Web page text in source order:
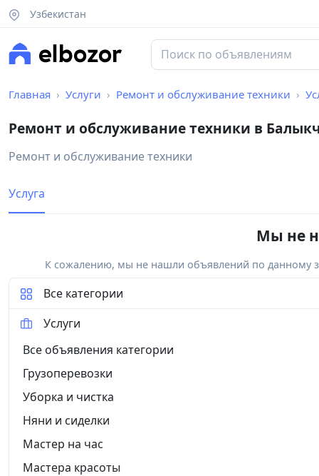
Узбекистан
Главная Услуги Ремонт и обслуживание техники
Ремонт и обслуживание техники в
Ремонт и обслуживание техники
Услуга
Мы не
К сожалению, мы не нашли объявлений по данному
Все категории
Услуги
Все объявления категории
Грузоперевозки
Уборка и чистка
Няни и сиделки
Мастер на час
Мастера красоты